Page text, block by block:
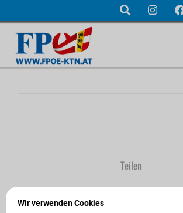
Navigation
Wir verwenden Cookies
Teilen